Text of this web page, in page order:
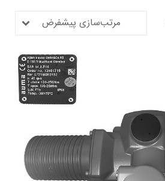
مرتب‌سازی پیشفرض